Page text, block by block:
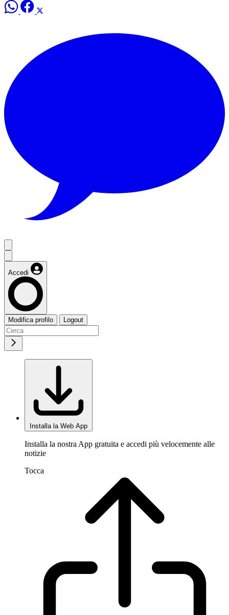
Accedi
Modifica profilo Logout
Installa la Web App
Installa la nostra App gratuita e accedi più velocemente alle
notizie
Tocca